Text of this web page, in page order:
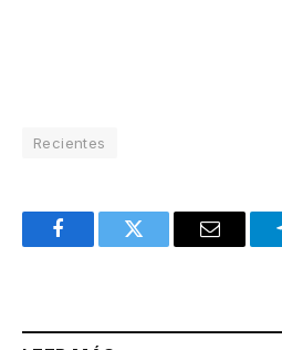
Recientes
FacebookTwitter Email